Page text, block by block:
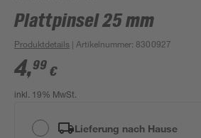
Plattpinsel 25 mm
Produktdetails | Artikelnummer: 8300927
4,99 €
inkl. 19% MwSt.
Lieferung nach Hause